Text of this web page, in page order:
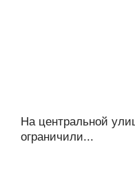
На центральной
ограничили...